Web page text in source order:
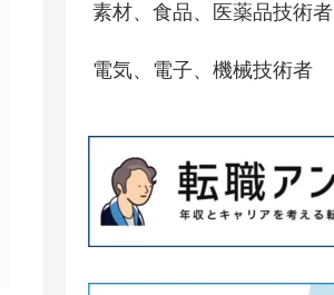
素材、食品、医薬品技術者
電気、電子、機械技術者